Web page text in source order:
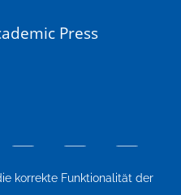
korrekte Funktionalität der
Press